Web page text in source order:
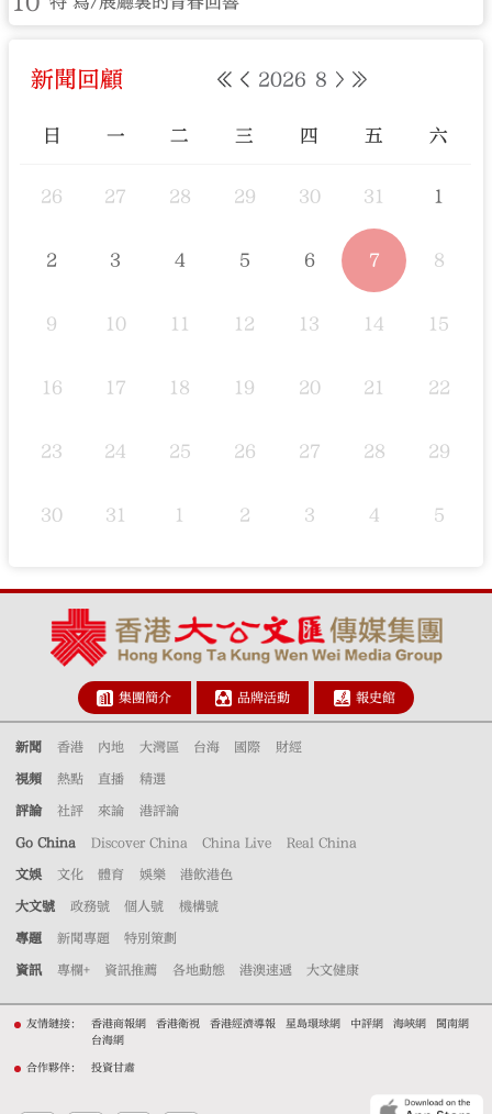
新聞回顧 2026 8
日 一 二 三 四 五 六
26 27 28 29 30 31 1
2 3 4 5 6 7 8
9 10 11 12 13 14 15
16 17 18 19 20 21 22
23 24 25 26 27 28 29
30 31 1 2 3 4 5
集團簡介 品牌活動 報史館
新聞 香港 內地 大灣區 台海 國際 財經
視頻 熱點 直播 精選
評論 社評 來論 港評論
Go China Discover China China Live Real China
文娛 文化 體育 娛樂 港飲港色
大文號 政務號 個人號 機構號
專題 新聞專題 特別策劃
資訊 專欄+ 資訊推薦 各地動態 港澳速遞 大文健康
友情鏈接： 香港商報網 香港衛視 香港經濟導報 星島環球網 中評網 海峽網
閩南網
台海網
合作夥伴： 投資甘肅